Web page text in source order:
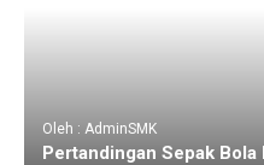
Oleh : AdminSMK
Pertandingan Sepak